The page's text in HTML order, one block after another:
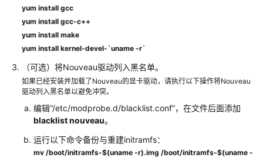
登
录
Linux
登
Windows
BMS
安
yum install gcc
yum install gcc-c++
yum install make
yum install kernel-devel-`uname -r`
（可选）将Nouveau驱动列入黑名单。
如果已经安装并加载了Nouveau的显卡驱动，请执行以下操作将Nouveau
驱动列入黑名单以避免冲突。
编辑“/etc/modprobe.d/blacklist.conf”，在文件后面添加
blacklist nouveau。
运行以下命令备份与重建initramfs：
mv /boot/initramfs-$(uname -r).img /boot/initramfs-$(uname -